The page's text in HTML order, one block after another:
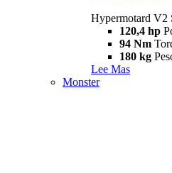
Hypermotard V2
120,4 hp
94 Nm
180 kg
Lee Mas
Monster